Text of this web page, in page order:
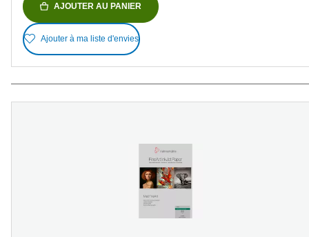
AJOUTER AU PANIER
Ajouter à ma liste d'envies